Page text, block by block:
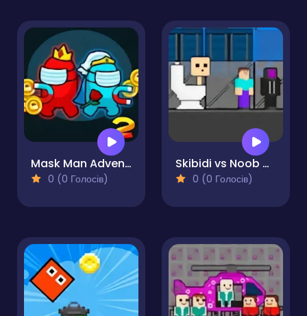
Mask Man Adventure
0 (0 Голосів)
Skibidi vs Noob & Cameraman
0 (0 Голосів)